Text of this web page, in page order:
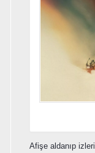
Afişe aldanıp